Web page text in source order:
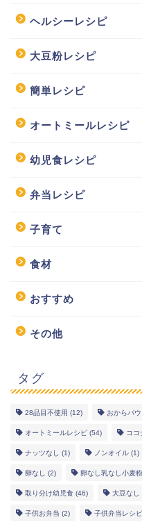
ヘルシーレシピ
大豆粉レシピ
簡単レシピ
オートミールレシピ
幼児食レシピ
弁当レシピ
子育て
食材
おすすめ
その他
タグ
28品目不使用 (12) おからパ
オートミールレシピ (54) ココ
ナッツなし (1) ノンオイル (1)
卵なし (2) 卵なし乳なし小麦粉
取り分け幼児食 (46) 大豆なし
子供お弁当 (2) 子供弁当レシピ